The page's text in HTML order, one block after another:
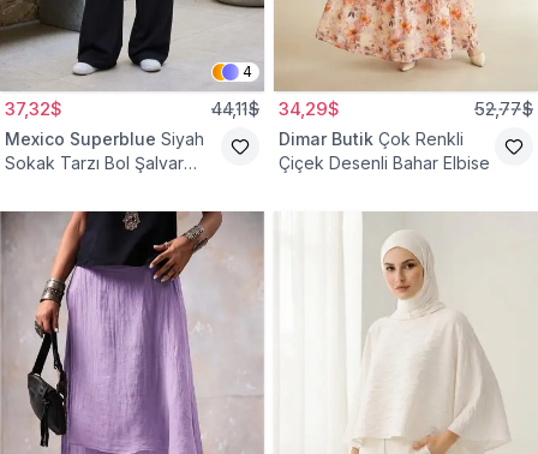
4
37,32$ 44,11$
Mexico Superblue Siyah
Sokak Tarzı Bol Şalvar
34,29$ 52,77$
Dimar Butik Çok Renkli
Çiçek Desenli Bahar Elbise